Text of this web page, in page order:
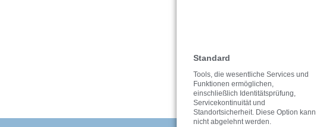
Standard
Tools, die wesentliche Services und
Funktionen ermöglichen,
einschließlich Identitätsprüfung,
Servicekontinuität und
Standortsicherheit. Diese Option kann
nicht abgelehnt werden.